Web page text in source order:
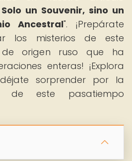
un Souvenir, sino un
Ancestral". ¡Prepárate
los misterios de este
de origen ruso que ha
enteras! ¡Explora
sorprender por la
de este pasatiempo